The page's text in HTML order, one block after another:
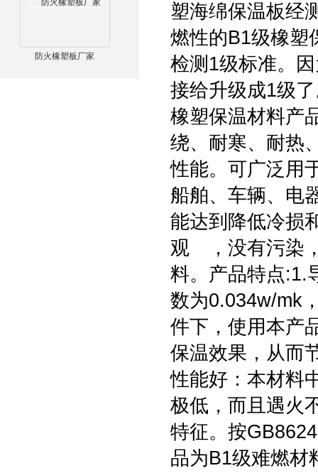
防火橡塑板厂家
塑海绵保温板经
燃性的B1级橡塑
检测1级标准。
接给升级成1级
橡塑保温材料产
绕、耐寒、耐热
性能。可广泛用
船舶、车辆、电
能达到降低冷损
观 ，没有污染
料。产品特点:1.
数为0.034w/mk
件下，使用本产
保温效果，从而
性能好：本材料
极低，而且遇火
特征。按
品为B1级难燃材